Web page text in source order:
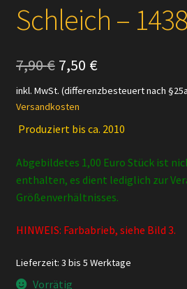
Schleich –
7,90€ Ursprünglicher
Preis
war:
7,90 €
7,50 €Aktueller
Preis
7,50 €.
inkl. MwSt. (differenzbesteuert nach
Versandkosten
Produziert bis ca. 2010
Abgebildetes 1,00 Euro Stück ist
enthalten, es dient lediglich zur
Größenverhältnisses.
HINWEIS: Farbabrieb, siehe Bild 3.
Lieferzeit: 3 bis 5 Werktage
Vorrätig